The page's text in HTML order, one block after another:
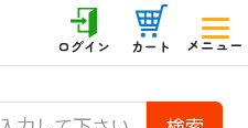
ログイン カート メニュー